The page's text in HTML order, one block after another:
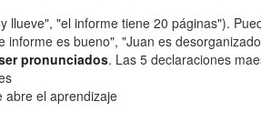
llueve", "el informe tiene 20 páginas").
informe es bueno", "Juan es
pronunciados. Las 5 declaraciones
abre el aprendizaje